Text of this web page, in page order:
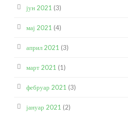
јун 2021 (3)
мај 2021 (4)
април 2021 (3)
март 2021 (1)
фебруар 2021 (3)
јануар 2021 (2)